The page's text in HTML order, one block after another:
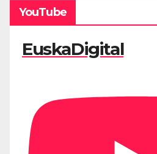
YouTube
EuskaDigital